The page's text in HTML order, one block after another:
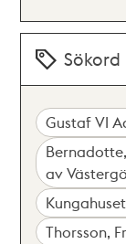
Sökord
Gustaf VI
av
Kungahuset
Thorsson,